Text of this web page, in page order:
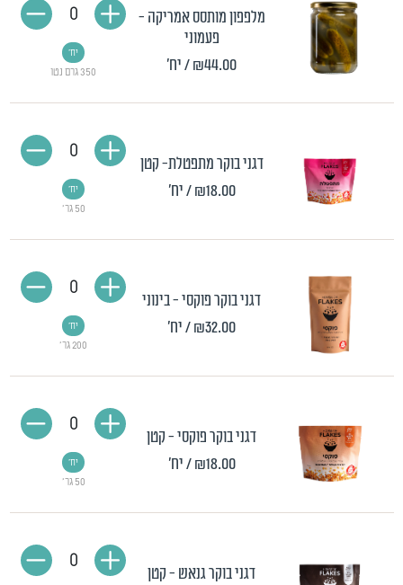
מלפפון מותסס אמריקה -
פעמוני
₪44.00/ יח' 350 גרם נטו
יח'
0
דגני בוקר מתפטלת- קטן
₪18.00 / יח'
50 גר'
יח'
0
דגני בוקר פוקסי - בינוני
₪32.00/ יח'
200 גר'
יח'
0
דגני בוקר פוקסי - קטן
₪18.00 / יח'
50 גר'
יח'
0
דגני בוקר גנאש - קטן
0